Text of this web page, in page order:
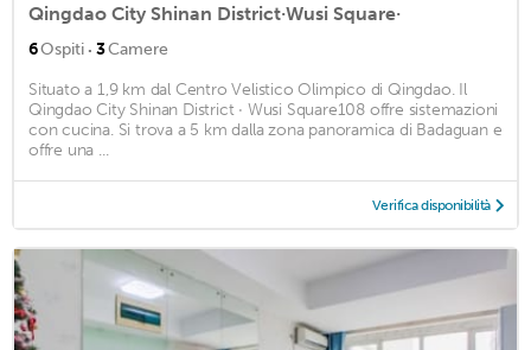
Qingdao City Shinan District·Wusi Square·
6Ospiti · 3Camere
Situato a 1,9 km dal Centro Velistico Olimpico di Qingdao. Il
Qingdao City Shinan District · Wusi Square108 offre sistemazioni
con cucina. Si trova a 5 km dalla zona panoramica di Badaguan e
offre una ...
Verifica disponibilità